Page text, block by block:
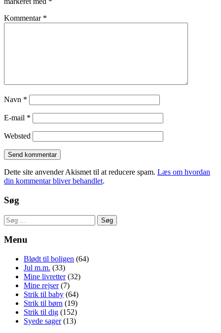
Kommentar *
Navn *
E-mail *
Websted
Dette site anvender Akismet til at reducere spam. Læs om hvordan
din kommentar bliver behandlet.
Søg
Søg
efter:
Menu
Blødt til boligen (64)
Jul m.m. (33)
Mine livretter(32)
Mine rejser(7)
Strik til baby (64)
Strik til børn (19)
Strik til dig (152)
Syede sager(13)